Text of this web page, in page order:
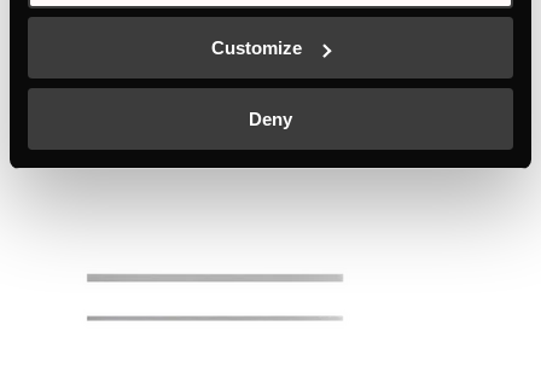
Customize
Deny
Designkit bestående af 1 stribe - Rustfrit stål | til DI3800
Farver